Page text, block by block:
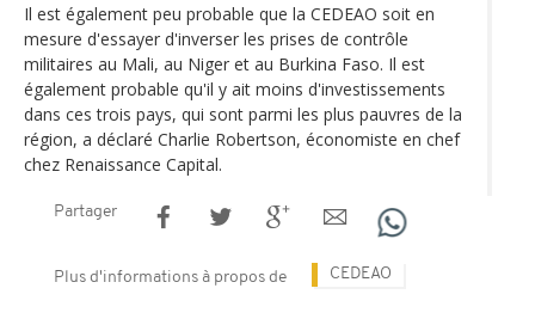
Il est également peu probable que la CEDEAO soit en
mesure d'essayer d'inverser les prises de contrôle
militaires au Mali, au Niger et au Burkina Faso. Il est
également probable qu'il y ait moins d'investissements
dans ces trois pays, qui sont parmi les plus pauvres de la
région, a déclaré Charlie Robertson, économiste en chef
chez Renaissance Capital.
Partager
Plus d'informations à propos de CEDEAO